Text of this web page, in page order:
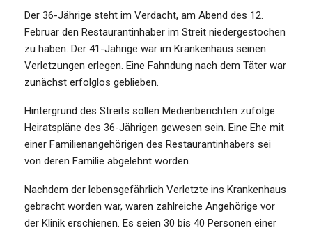
Der 36-Jährige steht im Verdacht, am Abend des 12.
Februar den Restaurantinhaber im Streit niedergestochen
zu haben. Der 41-Jährige war im Krankenhaus seinen
Verletzungen erlegen. Eine Fahndung nach dem Täter war
zunächst erfolglos geblieben.
Hintergrund des Streits sollen Medienberichten zufolge
Heiratspläne des 36-Jährigen gewesen sein. Eine Ehe mit
einer Familienangehörigen des Restaurantinhabers sei
von deren Familie abgelehnt worden.
Nachdem der lebensgefährlich Verletzte ins Krankenhaus
gebracht worden war, waren zahlreiche Angehörige vor
der Klinik erschienen. Es seien 30 bis 40 Personen einer